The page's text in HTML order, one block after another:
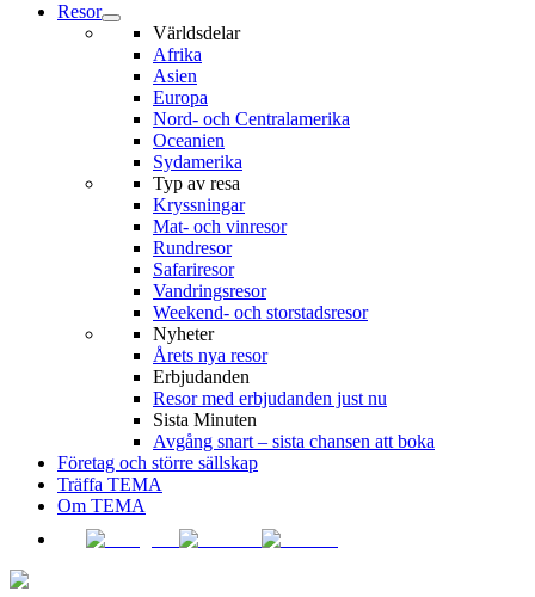
Resor
Världsdelar
Afrika
Asien
Europa
Nord- och Centralamerika
Oceanien
Sydamerika
Typ av resa
Kryssningar
Mat- och vinresor
Rundresor
Safariresor
Vandringsresor
Weekend- och storstadsresor
Nyheter
Årets nya resor
Erbjudanden
Resor med erbjudanden just nu
Sista Minuten
Avgång snart – sista chansen att boka
Företag och större sällskap
Träffa TEMA
Om TEMA